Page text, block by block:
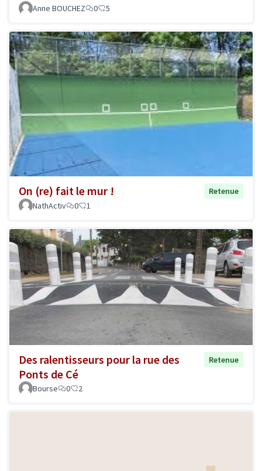
Anne BOUCHEZ 0 5
On (re) fait le mur !
Retenue
NathActiv
0 1
Des ralentisseurs pour la rue des
Ponts de Cé
Retenue
Bourse 0 2